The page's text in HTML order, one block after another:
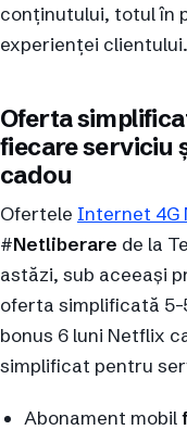
conținutului, totul în
experienței clientului.
Oferta
fiecare serviciu
cadou
Ofertele Internet 4G
#Netliberare de la
astăzi, sub aceeași
oferta simplificată
bonus 6 luni Netflix
simplificat pentru
Abonament mobil